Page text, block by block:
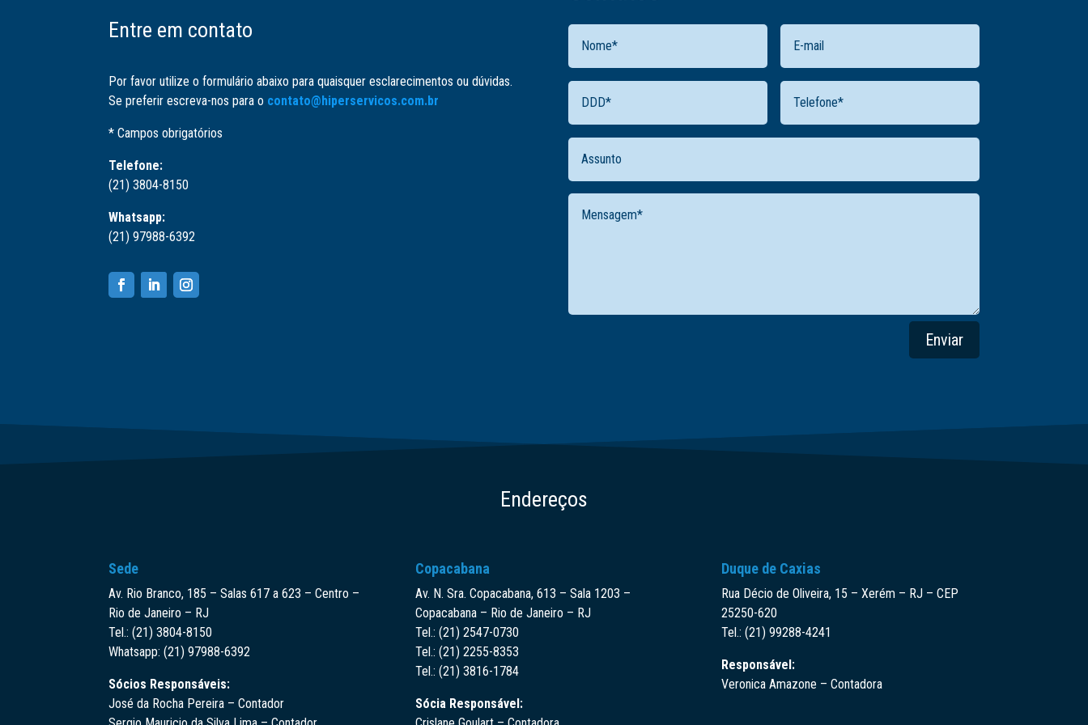
Entre em contato
Por favor utilize o formulário abaixo para quaisquer esclarecimentos ou dúvidas.
Se preferir escreva-nos para o contato@hiperservicos.com.br
* Campos obrigatórios
Telefone:
(21) 3804-8150
Whatsapp:
(21) 97988-6392
Enviar
Endereços
Sede
Av. Rio Branco, 185 – Salas 617 a 623 – Centro –
Rio de Janeiro – RJ
Tel.: (21) 3804-8150
Whatsapp: (21) 97988-6392
Sócios Responsáveis:
José da Rocha Pereira – Contador
Copacabana
Av. N. Sra. Copacabana, 613 – Sala 1203 –
Copacabana – Rio de Janeiro – RJ
Tel.: (21) 2547-0730
Tel.: (21) 2255-8353
Tel.: (21) 3816-1784
Sócia Responsável:
Duque de Caxias
Rua Décio de Oliveira, 15 – Xerém – RJ – CEP
25250-620
Tel.: (21) 99288-4241
Responsável:
Veronica Amazone – Contadora